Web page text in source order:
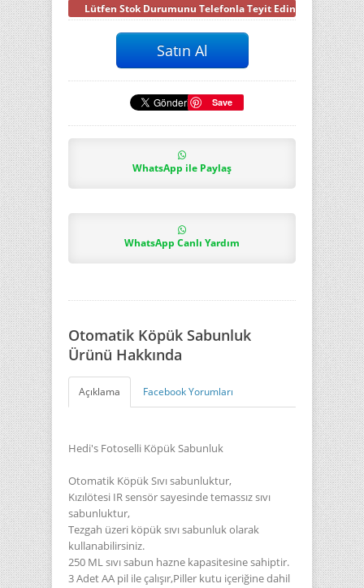
Lütfen Stok Durumunu Telefonla Teyit Ediniz
Save
WhatsApp ile Paylaş
WhatsApp Canlı Yardım
Otomatik Köpük Sabunluk
Ürünü Hakkında
Açıklama Facebook Yorumları
Hedi's Fotoselli Köpük Sabunluk
Otomatik KöpükSıvı sabunluktur,
Kızılötesi IR sensör sayesinde temassız sıvı
sabunluktur,
Tezgah üzeri köpük sıvı sabunluk olarak
kullanabilirsiniz.
250 ML sıvı sabun hazne kapasitesine sahiptir.
3 Adet AA pil ile çalışır,Piller kutu içeriğine dahil